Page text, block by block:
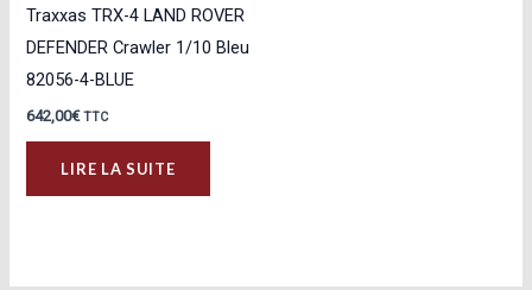
Traxxas TRX-4 LAND ROVER
DEFENDER Crawler 1/10 Bleu
82056-4-BLUE
642,00€ TTC
LIRE LA SUITE